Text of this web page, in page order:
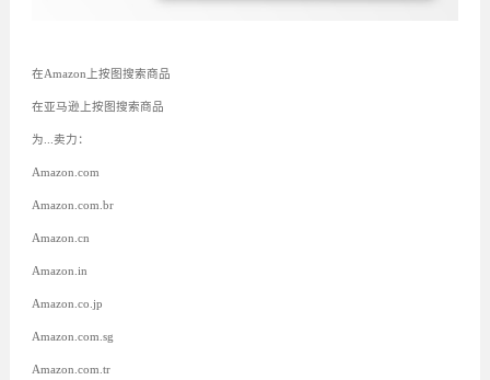
在Amazon上按图搜索商品
在亚马逊上按图搜索商品
为...卖力：
Amazon.com
Amazon.com.br
Amazon.cn
Amazon.in
Amazon.co.jp
Amazon.com.sg
Amazon.com.tr